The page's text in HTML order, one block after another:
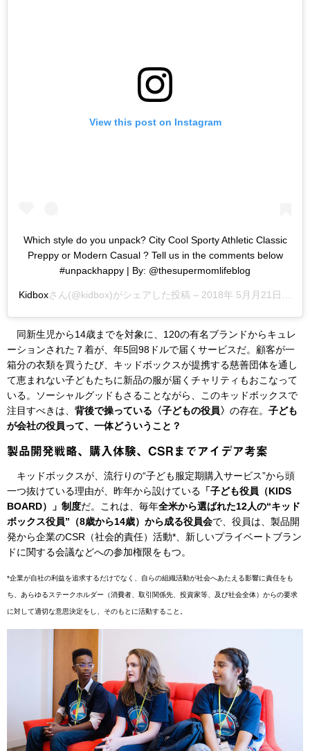
View this post on Instagram
Which style do you unpack? City Cool Sporty Athletic Classic
Preppy or Modern Casual ? Tell us in the comments below
#unpackhappy | By: @thesupermomlifeblog
Kidboxさん(@kidbox)がシェアした投稿 – 2018年 5月月21日午後6時02分PDT
同新生児から14歳までを対象に、120の有名ブランドからキュレ
ーションされた７着が、年5回98ドルで届くサービスだ。顧客が一
箱分の衣類を買うたび、キッドボックスが提携する慈善団体を通し
て恵まれない子どもたちに新品の服が届くチャリティもおこなって
いる。ソーシャルグッドもさることながら、このキッドボックスで
注目すべきは、 背後で操っている〈子どもの役員〉 の存在。 子ども
が会社の役員って、一体どういうこと？
製品開発戦略、購入体験、CSRまでアイデア考案
キッドボックスが、流行りの“子ども服定期購入サービス”から頭
一つ抜けている理由が、昨年から設けている 「子ども役員（KIDS
BOARD）」制度だ。これは、毎年全米から選ばれた12人の“キッド
ボックス役員”（8歳から14歳）から成る役員会で、役員は、製品開
発から企業のCSR（社会的責任）活動*、新しいプライベートブラン
ドに関する会議などへの参加権限をもつ。
*企業が自社の利益を追求するだけでなく、自らの組織活動が社会へあたえる影響に責任をも
ち、あらゆるステークホルダー（消費者、取引関係先、投資家等、及び社会全体）からの要求
に対して適切な意思決定をし、そのもとに活動すること。